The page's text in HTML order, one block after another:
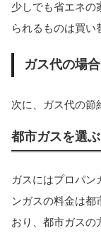
少しでも省エネの
られるものは買い
ガス代の場合
次に、ガス代の節
都市ガスを選ぶ
ガスにはプロパン
ンガスの料金は都
おり、都市ガスの